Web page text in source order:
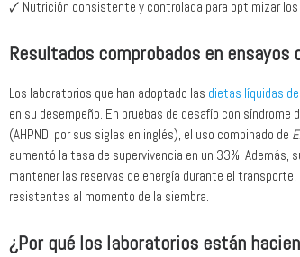
🗸 Nutrición consistente y controlada para optimizar
Resultados comprobados en ensayos
Los laboratorios que han adoptado las dietas líquidas de
en su desempeño. En pruebas de desafío con
(AHPND, por sus siglas en inglés), el uso combinado de
aumentó la tasa de supervivencia en un 33%. Además,
mantener las reservas de energía durante el
resistentes al momento de la siembra.
¿Por qué los laboratorios están